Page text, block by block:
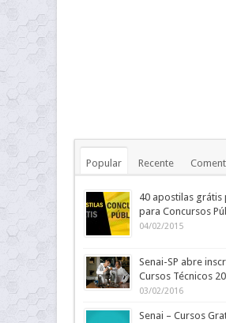
Popular Recente
40 apostilas grátis
para Concursos
04/02/2015
Senai-SP abre
Cursos Técnicos
03/02/2016
Senai – Cursos